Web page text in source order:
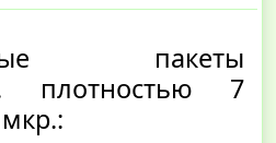
пакеты
плотностью 7